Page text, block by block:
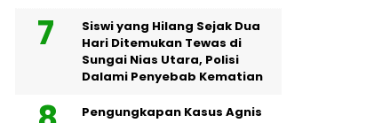
Siswi yang Hilang Sejak Dua
Hari Ditemukan Tewas di
Sungai Nias Utara, Polisi
Dalami Penyebab Kematian
Pengungkapan Kasus Agnis